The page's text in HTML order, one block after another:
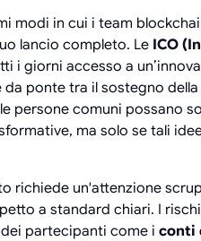
modi in cui i team
lancio completo. Le ICO
i giorni accesso a
ponte tra il sostegno
persone comuni possano
ma solo se tali
richiede un'attenzione
a standard chiari. I
partecipanti come i conti